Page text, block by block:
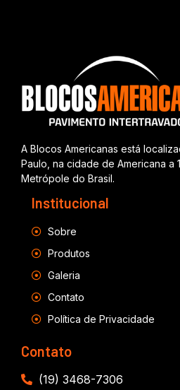
A Blocos Americanas está
Paulo, na cidade de Americana a
Metrópole do Brasil.
Institucional
Sobre
Produtos
Galeria
Contato
Política de Privacidade
Contato
(19) 3468-7306